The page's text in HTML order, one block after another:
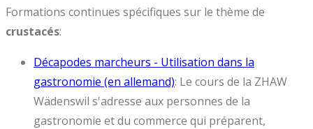
Formations continues spécifiques sur le thème de
crustacés:
Décapodes marcheurs - Utilisation dans la
gastronomie (en allemand): Le cours de la ZHAW
Wädenswil s'adresse aux personnes de la
gastronomie et du commerce qui préparent,